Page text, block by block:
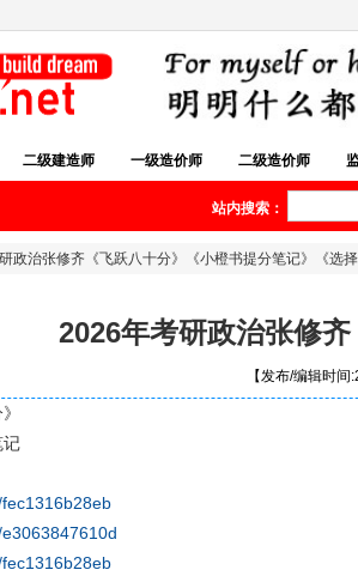
二级建造师 一级造价师 二级造价师
站内搜索：
政治张修齐《飞跃八十分》《小橙书提分笔记》《选
2026年考研政治张修
【发布/编辑时
记